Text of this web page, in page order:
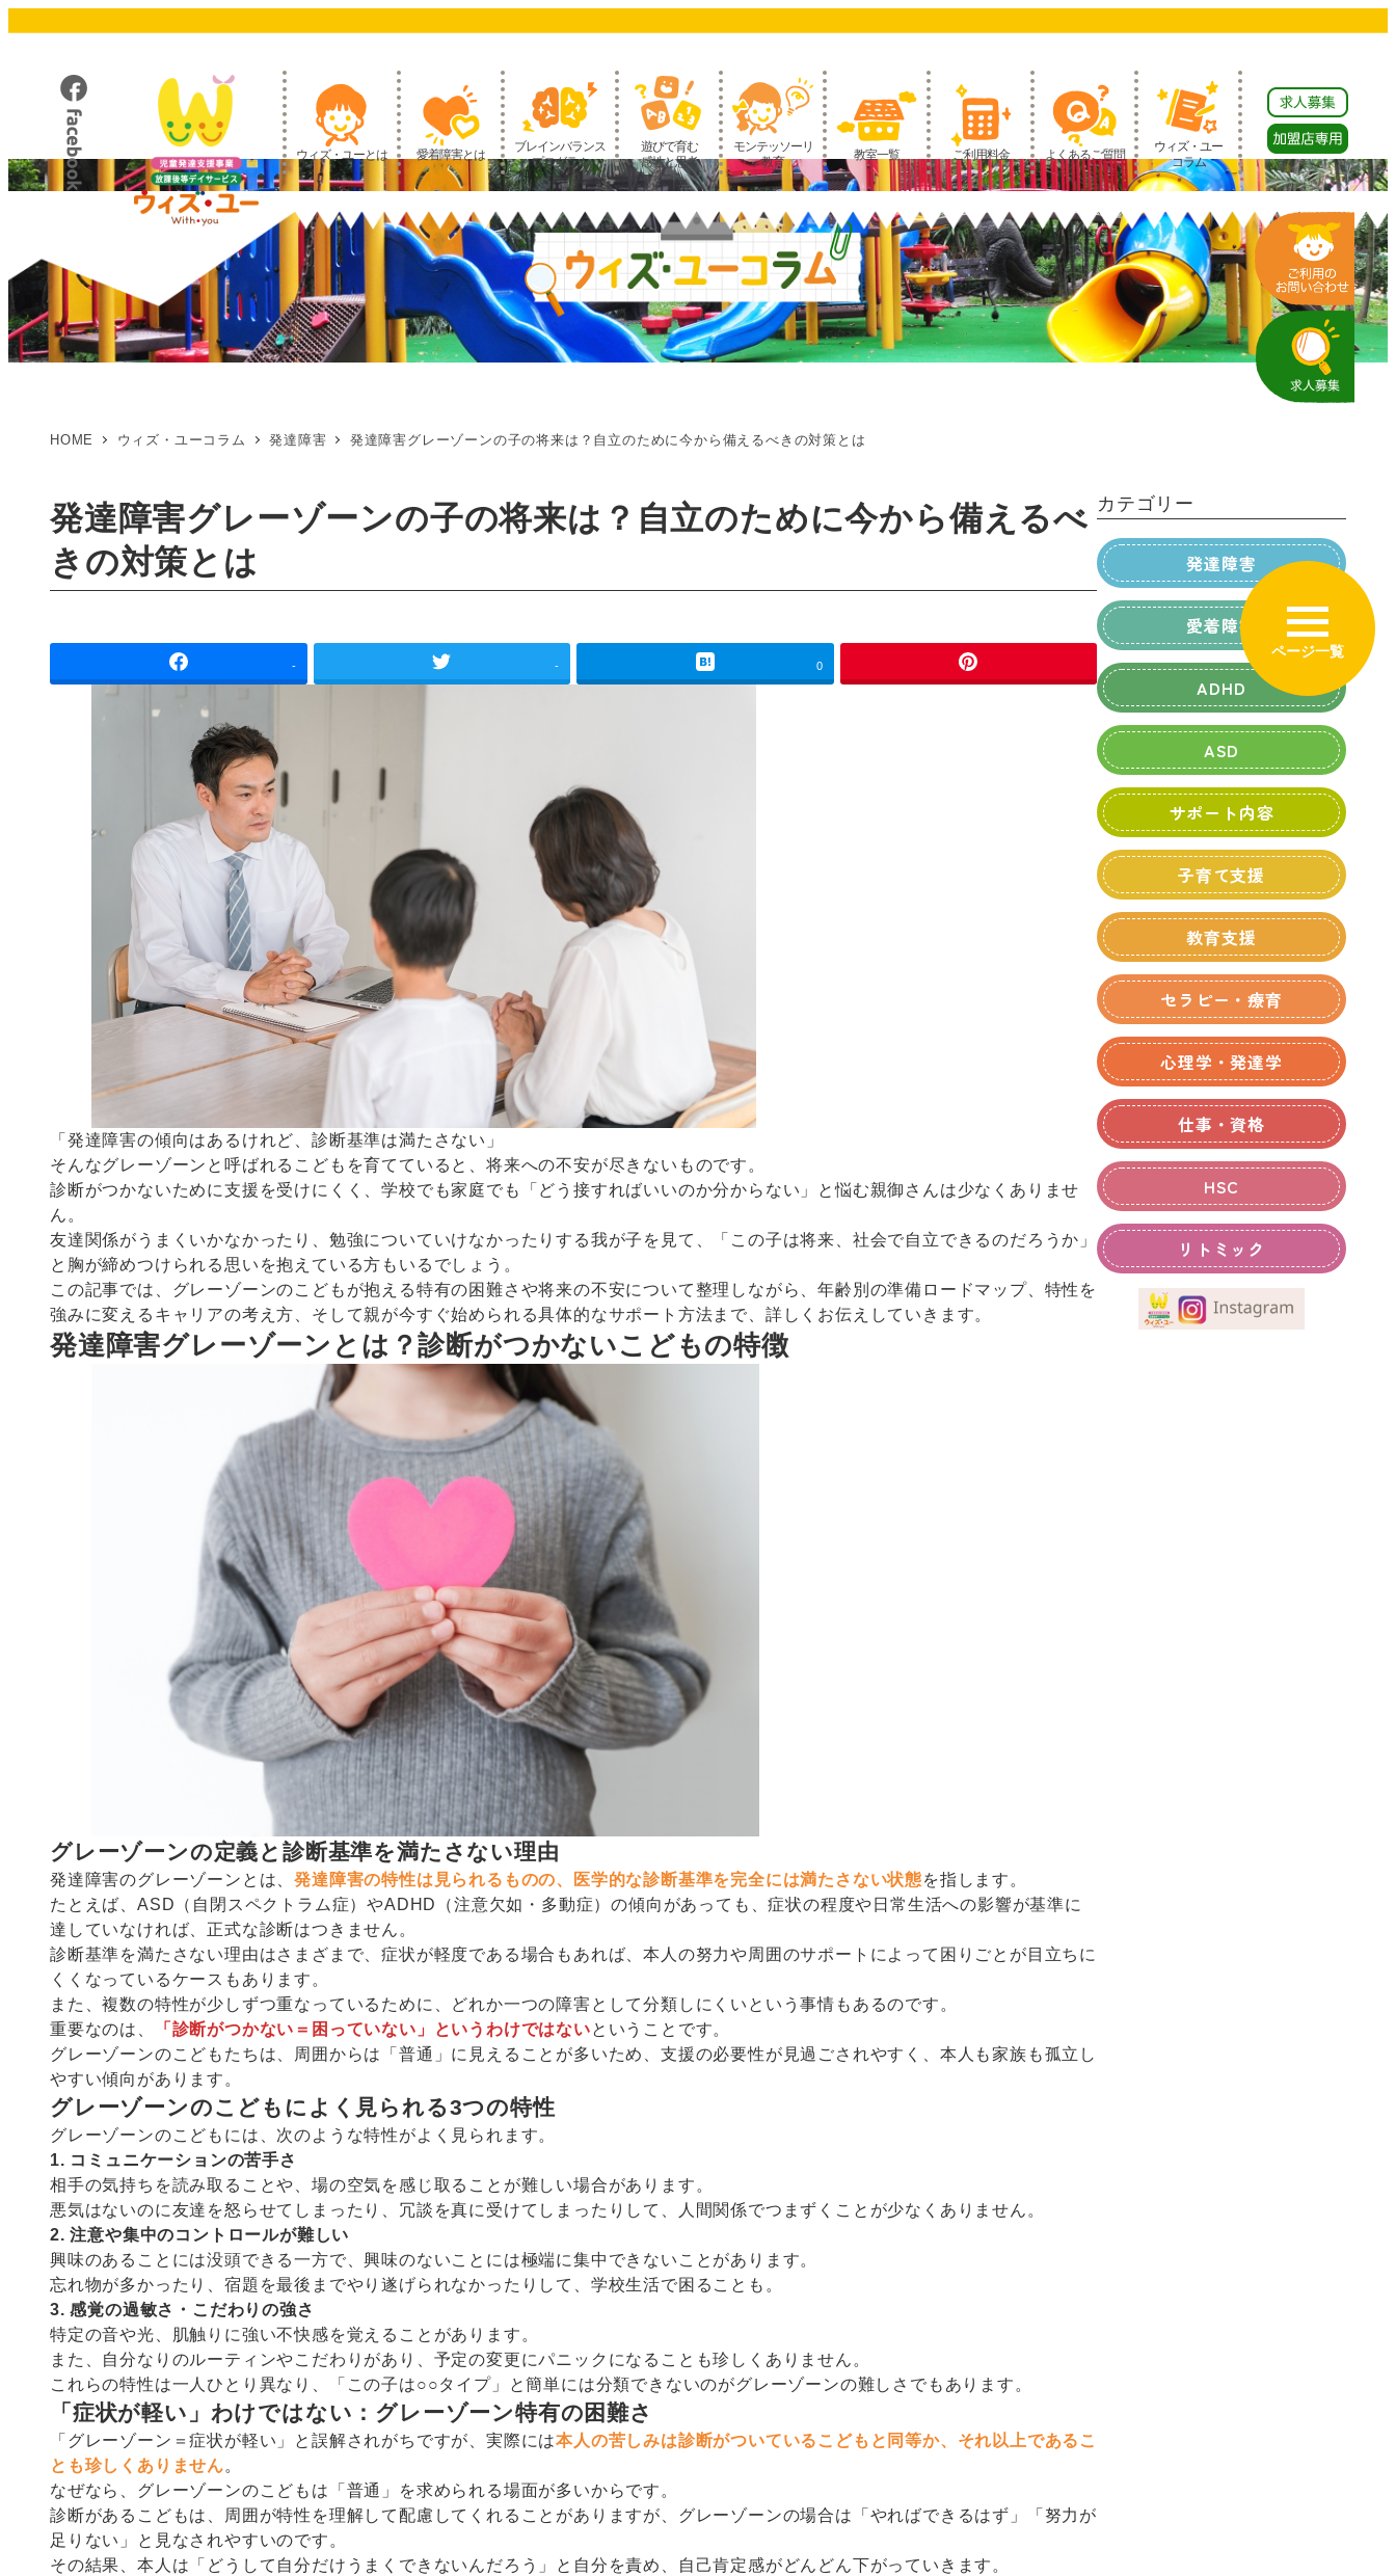
ン
ツ
動
ウィズ・ユーとは 愛着障害とは
ブレインバランス
プログラム
遊びで育む
感性と思考
モンテッソーリ
教育
教室一覧 ご利用料金 よくあるご質問
ウィズ・ユー
コラム
HOME ウィズ・ユーコラム 発達障害 発達障害グレーゾーンの子の将来は？自立のために今から備えるべきの対策とは
発達障害グレーゾーンの子の将来は？自立のために今から備えるべ
きの対策とは
- - 0
「発達障害の傾向はあるけれど、診断基準は満たさない」
そんなグレーゾーンと呼ばれるこどもを育てていると、将来への不安が尽きないものです。
診断がつかないために支援を受けにくく、学校でも家庭でも「どう接すればいいのか分からない」と悩む親御さんは少なくありませ
ん。
友達関係がうまくいかなかったり、勉強についていけなかったりする我が子を見て、「この子は将来、社会で自立できるのだろうか」
と胸が締めつけられる思いを抱えている方もいるでしょう。
この記事では、グレーゾーンのこどもが抱える特有の困難さや将来の不安について整理しながら、年齢別の準備ロードマップ、特性を
強みに変えるキャリアの考え方、そして親が今すぐ始められる具体的なサポート方法まで、詳しくお伝えしていきます。
発達障害グレーゾーンとは？診断がつかないこどもの特徴
グレーゾーンの定義と診断基準を満たさない理由
発達障害のグレーゾーンとは、発達障害の特性は見られるものの、医学的な診断基準を完全には満たさない状態を指します。
たとえば、ASD（自閉スペクトラム症）やADHD（注意欠如・多動症）の傾向があっても、症状の程度や日常生活への影響が基準に
達していなければ、正式な診断はつきません。
診断基準を満たさない理由はさまざまで、症状が軽度である場合もあれば、本人の努力や周囲のサポートによって困りごとが目立ちに
くくなっているケースもあります。
また、複数の特性が少しずつ重なっているために、どれか一つの障害として分類しにくいという事情もあるのです。
重要なのは、
「診断がつかない＝困っていない」というわけではないということです。
グレーゾーンのこどもたちは、周囲からは「普通」に見えることが多いため、支援の必要性が見過ごされやすく、本人も家族も孤立し
やすい傾向があります。
グレーゾーンのこどもによく見られる3つの特性
グレーゾーンのこどもには、次のような特性がよく見られます。
1. コミュニケーションの苦手さ
相手の気持ちを読み取ることや、場の空気を感じ取ることが難しい場合があります。
悪気はないのに友達を怒らせてしまったり、冗談を真に受けてしまったりして、人間関係でつまずくことが少なくありません。
2. 注意や集中のコントロールが難しい
興味のあることには没頭できる一方で、興味のないことには極端に集中できないことがあります。
忘れ物が多かったり、宿題を最後までやり遂げられなかったりして、学校生活で困ることも。
3. 感覚の過敏さ・こだわりの強さ
特定の音や光、肌触りに強い不快感を覚えることがあります。
また、自分なりのルーティンやこだわりがあり、予定の変更にパニックになることも珍しくありません。
これらの特性は一人ひとり異なり、「この子は○○タイプ」と簡単には分類できないのがグレーゾーンの難しさでもあります。
「症状が軽い」わけではない：グレーゾーン特有の困難さ
「グレーゾーン＝症状が軽い」と誤解されがちですが、実際には本人の苦しみは診断がついているこどもと同等か、それ以上であるこ
とも珍しくありません。
なぜなら、グレーゾーンのこどもは「普通」を求められる場面が多いからです。
診断があるこどもは、周囲が特性を理解して配慮してくれることがありますが、グレーゾーンの場合は「やればできるはず」「努力が
足りない」と見なされやすいのです。
その結果、本人は「どうして自分だけうまくできないんだろう」と自分を責め、自己肯定感がどんどん下がっていきます。
カテゴリー
発達障害
愛着障害
ADHD
ASD
サポート内容
子育て支援
教育支援
セラピー・療育
心理学・発達学
仕事・資格
HSC
リトミック